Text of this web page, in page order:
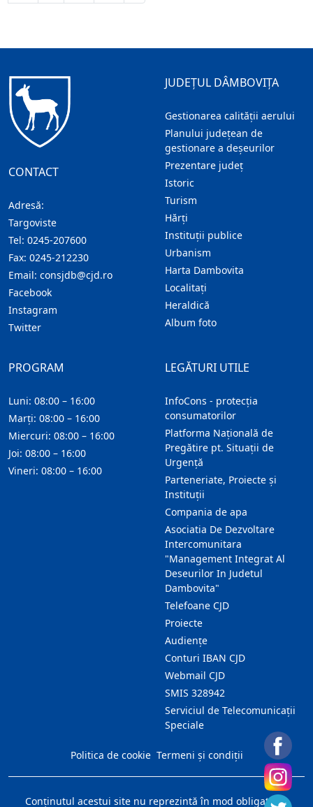
CONTACT
Adresă:
Targoviste
Tel: 0245-207600
Fax: 0245-212230
Email: consjdb@cjd.ro
Facebook
Instagram
Twitter
JUDEȚUL DÂMBOVIȚA
Gestionarea calității aerului
Planului județean de
gestionare a deșeurilor
Prezentare judeţ
Istoric
Turism
Hărţi
Instituţii publice
Urbanism
Harta Dambovita
Localitaţi
Heraldică
Album foto
LEGĂTURI UTILE
InfoCons - protecția
consumatorilor
Platforma Națională de
Pregătire pt. Situații de
Urgență
Parteneriate, Proiecte și
Instituții
Compania de apa
Asociatia De Dezvoltare
Intercomunitara
"Management Integrat Al
Deseurilor In Judetul
Dambovita"
Telefoane CJD
Proiecte
Audienţe
Conturi IBAN CJD
Webmail CJD
SMIS 328942
Serviciul de Telecomunicații
Speciale
PROGRAM
Luni: 08:00 – 16:00
Marți: 08:00 – 16:00
Miercuri: 08:00 – 16:00
Joi: 08:00 – 16:00
Vineri: 08:00 – 16:00
Politica de cookie Termeni și condiții
Conţinutul acestui site nu reprezintă în mod obligatoriu